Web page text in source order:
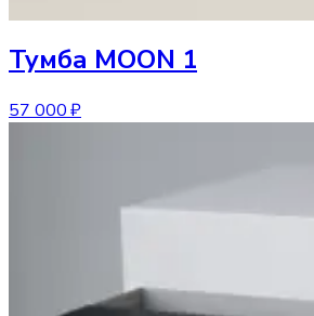
Тумба MOON 1
57 000 ₽